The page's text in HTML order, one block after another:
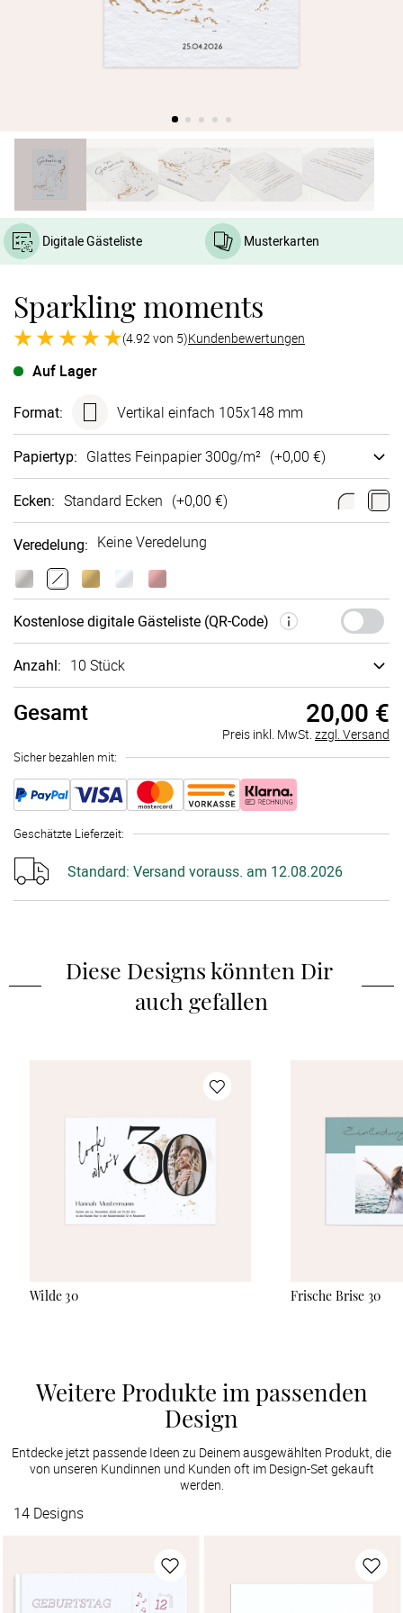
Digitale Gästeliste Musterkarten
Sparkling moments
(4.92 von 5)Kundenbewertungen
Auf Lager
Format: Vertikal einfach 105x148 mm
Papiertyp: Glattes Fein­papier 300g/m² (+0,00 €)
Ecken: Standard Ecken (+0,00 €)
Veredelung: Keine Veredelung
Kosten­lose digi­tale Gäste­liste (QR-Code)
Anzahl: 10 Stück
Gesamt 20,00 €
Preis inkl. MwSt. zzgl. Versand
Sicher bezahlen mit:
Geschätzte Lieferzeit:
Standard: Versand vorauss. am 12.08.2026
Diese Designs könnten Dir
auch gefallen
Wilde 30 Frische Brise 30
Weitere Produkte im passenden
Design
Entdecke jetzt passende Ideen zu Deinem ausgewählten Produkt, die
von unseren Kundinnen und Kunden oft im Design-Set gekauft
werden.
14 Designs